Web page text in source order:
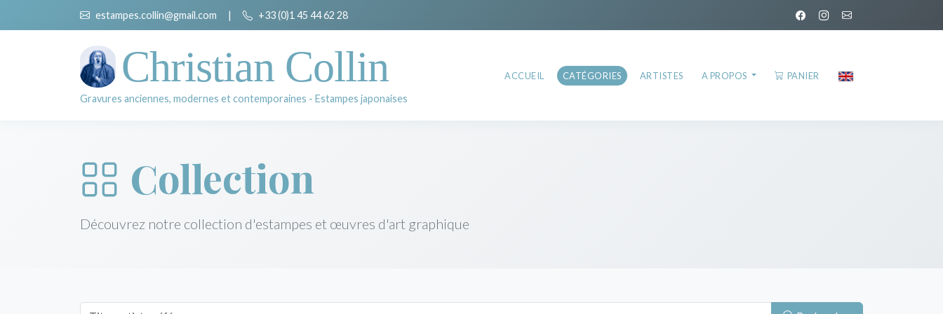
estampes.collin@gmail.com | +33 (0)1 45 44 62 28
Christian Collin
Gravures anciennes, modernes et contemporaines - Estampes japonaises
ACCUEIL CATÉGORIES ARTISTES A PROPOS PANIER
Collection
Découvrez notre collection d'estampes et œuvres d'art graphique